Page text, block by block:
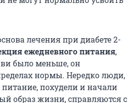
лечения при диабете 2-
ежедневного питания,
было меньше, он
нормы. Нередко люди,
похудели и начали
образ жизни, справляются с